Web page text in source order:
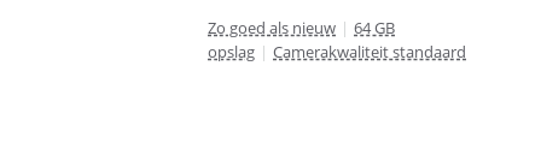
Zo goed als nieuw | 64 GB
opslag | Camerakwaliteit standaard